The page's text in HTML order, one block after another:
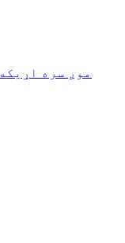
موږ سره اړیکه